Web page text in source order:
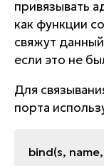
привязывать
как функции
свяжут
если это не
Для
порта
bind(s,